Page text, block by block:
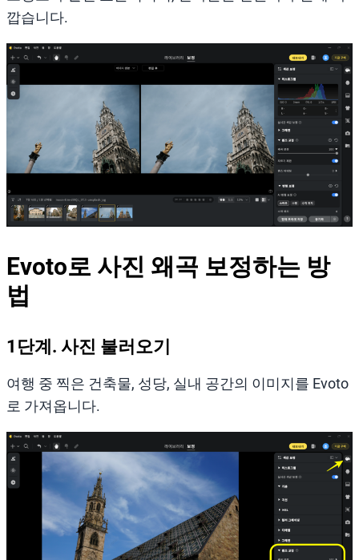
깝습니다.
Evoto로 사진 왜곡 보정하는 방
법
1단계. 사진 불러오기
여행 중 찍은 건축물, 성당, 실내 공간의 이미지를 Evoto
로 가져옵니다.